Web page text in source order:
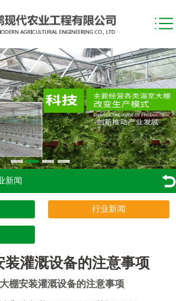
新闻
行业新闻
装灌溉设备的注意事项
棚安装灌溉设备的注意事项